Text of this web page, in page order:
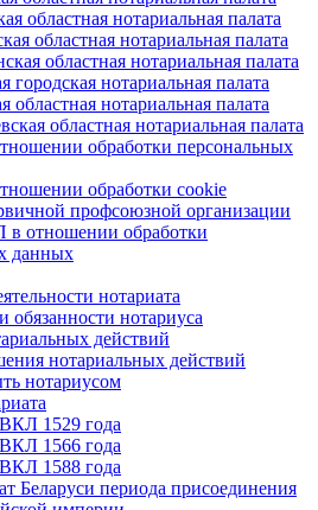
областная нотариальная палата
областная нотариальная палата
областная нотариальная палата
городская нотариальная палата
областная нотариальная палата
областная нотариальная палата
обработки персональных
обработки cookie
профсоюзной организации
в отношении обработки
данных
нотариата
обязанности нотариуса
действий
нотариальных действий
нотариусом
1529 года
1566 года
1588 года
Беларуси периода присоединения